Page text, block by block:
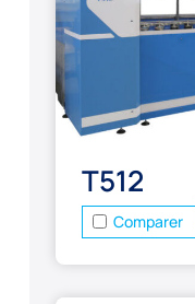
T512
Comparer